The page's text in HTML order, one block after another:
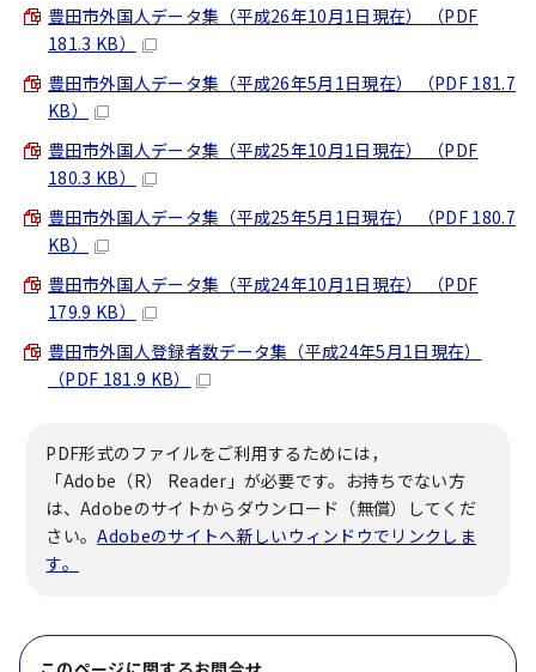
豊田市外国人データ集（平成26年10月1日現在） （PDF
181.3 KB）
豊田市外国人データ集（平成26年5月1日現在） （PDF 181.7
KB）
豊田市外国人データ集（平成25年10月1日現在） （PDF
180.3 KB）
豊田市外国人データ集（平成25年5月1日現在） （PDF 180.7
KB）
豊田市外国人データ集（平成24年10月1日現在） （PDF
179.9 KB）
豊田市外国人登録者数データ集（平成24年5月1日現在）
（PDF 181.9 KB）
PDF形式のファイルをご利用するためには，
「Adobe（R） Reader」が必要です。お持ちでない方
は、Adobeのサイトからダウンロード（無償）してくだ
さい。Adobeのサイトへ新しいウィンドウでリンクしま
す。